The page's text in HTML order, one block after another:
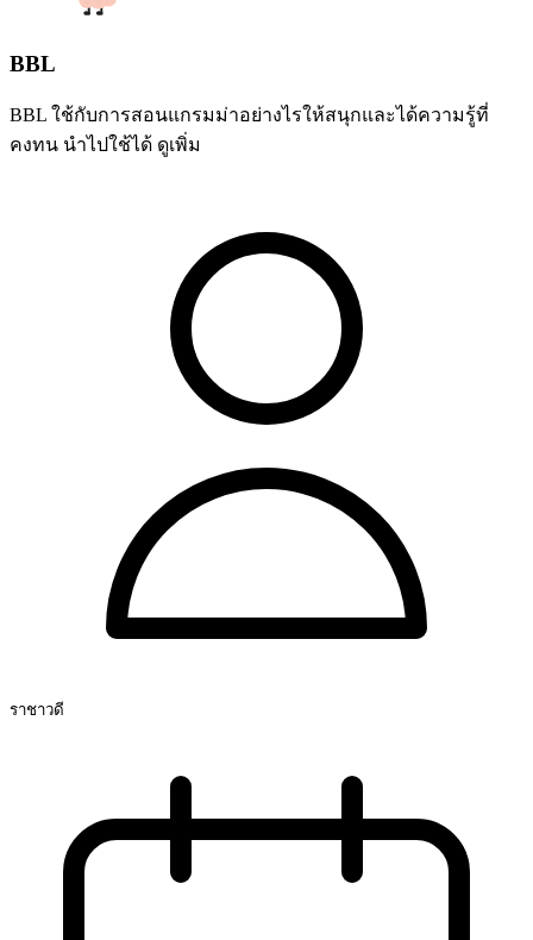
BBL
BBL ใช้กับการสอนแกรมม่าอย่างไรให้สนุกและได้ความรู้ที่
คงทน นำไปใช้ได้ ดูเพิ่ม
ราชาวดี